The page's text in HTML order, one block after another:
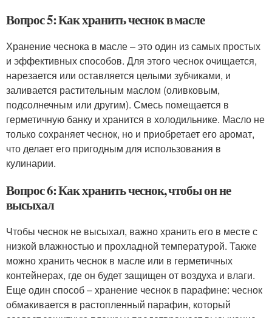
Вопрос 5: Как хранить чеснок в масле
Хранение чеснока в масле – это один из самых простых
и эффективных способов. Для этого чеснок очищается,
нарезается или оставляется целыми зубчиками, и
заливается растительным маслом (оливковым,
подсолнечным или другим). Смесь помещается в
герметичную банку и хранится в холодильнике. Масло не
только сохраняет чеснок, но и приобретает его аромат,
что делает его пригодным для использования в
кулинарии.
Вопрос 6: Как хранить чеснок, чтобы он не
высыхал
Чтобы чеснок не высыхал, важно хранить его в месте с
низкой влажностью и прохладной температурой. Также
можно хранить чеснок в масле или в герметичных
контейнерах, где он будет защищен от воздуха и влаги.
Еще один способ – хранение чеснок в парафине: чеснок
обмакивается в растопленный парафин, который